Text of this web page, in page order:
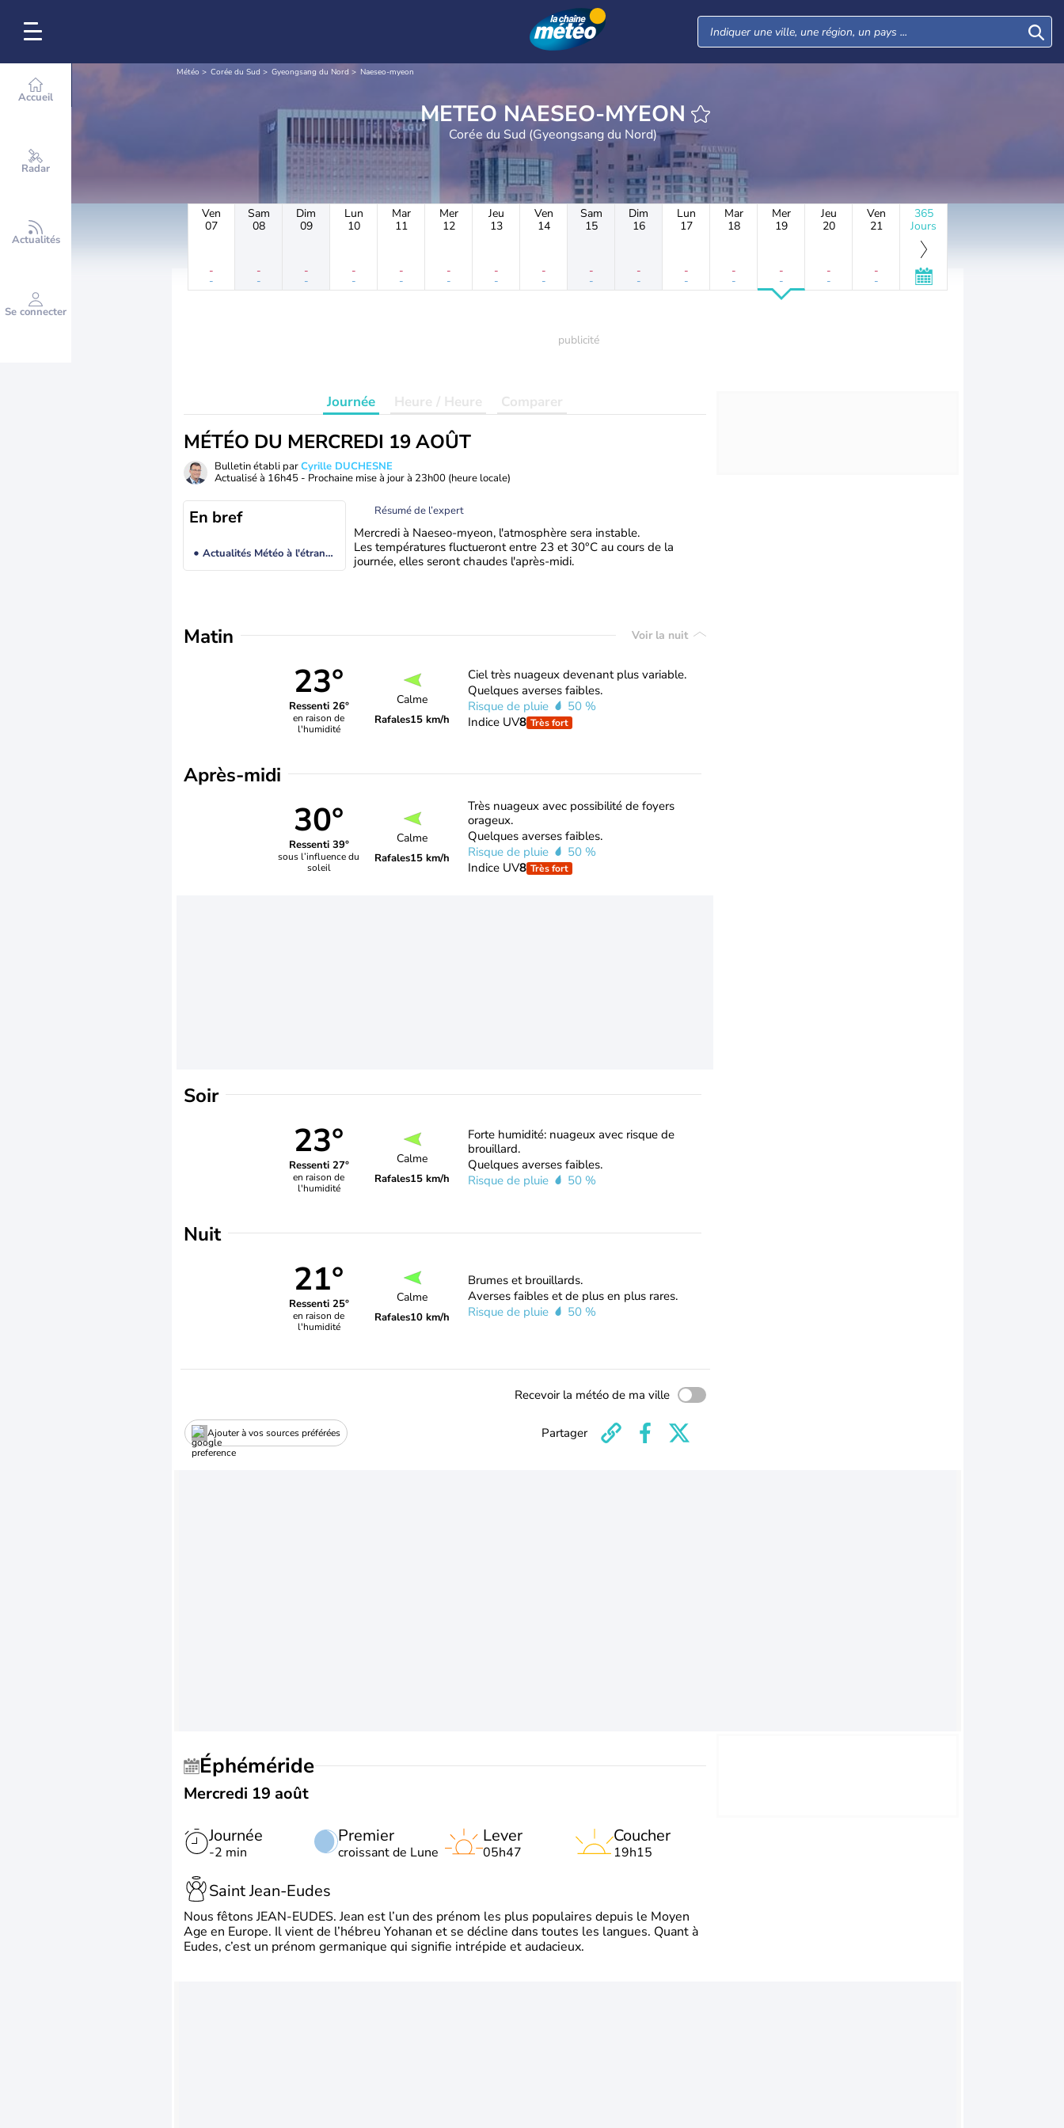
Accueil
Radar
Actualités
Se connecter
Météo Corée du Sud Gyeongsang du Nord Naeseo-myeon
METEO NAESEO-MYEON
Corée du Sud (Gyeongsang du Nord)
Ven
07
-
-
Sam
08
-
-
Dim
09
-
-
Lun
10
-
-
Mar
11
-
-
Mer
12
-
-
Jeu
13
-
-
Ven
14
-
-
Sam
15
-
-
Dim
16
-
-
Lun
17
-
-
Mar
18
-
-
Mer
19
-
-
Jeu
20
-
-
Ven
21
-
-
365
Jours
Journée Heure / Heure Comparer
MÉTÉO DU MERCREDI 19 AOÛT
Bulletin établi parCyrille DUCHESNE
Actualisé à 16h45 - Prochaine mise à jour à 23h00 (heure locale)
En bref
Actualités Météo à l'étranger
Résumé de l’expert
Mercredi à Naeseo-myeon, l'atmosphère sera instable.
Les températures fluctueront entre 23 et 30°C au cours de la
journée, elles seront chaudes l'après-midi.
Matin Voir la nuit
23°
Ressenti 26°
en raison de
l'humidité
Calme
Rafales15 km/h
Ciel très nuageux devenant plus variable.
Quelques averses faibles.
Risque de pluie
50 %
Indice UV8 Très fort
Après-midi
30°
Ressenti 39°
sous l’influence du
soleil
Calme
Rafales15 km/h
Très nuageux avec possibilité de foyers
orageux.
Quelques averses faibles.
Risque de pluie
50 %
Indice UV8 Très fort
Soir
23°
Ressenti 27°
en raison de
l'humidité
Calme
Rafales15 km/h
Forte humidité: nuageux avec risque de
brouillard.
Quelques averses faibles.
Risque de pluie
50 %
Nuit
21°
Ressenti 25°
en raison de
l'humidité
Calme
Rafales10 km/h
Brumes et brouillards.
Averses faibles et de plus en plus rares.
Risque de pluie
50 %
Recevoir la météo de ma ville
Ajouter à vos sources préférées Partager
Éphéméride
Mercredi 19 août
Journée
-2 min
Premier
croissant de Lune
Lever
05h47
Coucher
19h15
Saint Jean-Eudes
Nous fêtons JEAN-EUDES. Jean est l’un des prénom les plus populaires depuis le Moyen
Age en Europe. Il vient de l’hébreu Yohanan et se décline dans toutes les langues. Quant à
Eudes, c’est un prénom germanique qui signifie intrépide et audacieux.